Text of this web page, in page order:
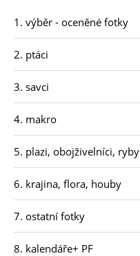
1. výběr - oceněné fotky
2. ptáci
3. savci
4. makro
5. plazi, obojživelníci, ryby
6. krajina, flora, houby
7. ostatní fotky
8. kalendáře+ PF